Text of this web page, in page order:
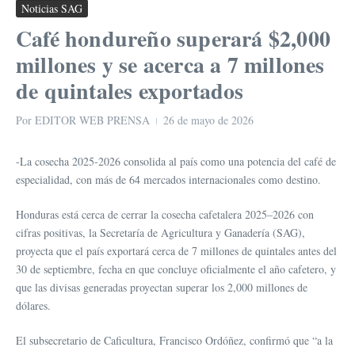
Noticias SAG
Café hondureño superará $2,000
millones y se acerca a 7 millones
de quintales exportados
Por EDITOR WEB PRENSA 26 de mayo de 2026
-La cosecha 2025-2026 consolida al país como una potencia del café de
especialidad, con más de 64 mercados internacionales como destino.
Honduras está cerca de cerrar la cosecha cafetalera 2025–2026 con
cifras positivas, la Secretaría de Agricultura y Ganadería (SAG),
proyecta que el país exportará cerca de 7 millones de quintales antes del
30 de septiembre, fecha en que concluye oficialmente el año cafetero, y
que las divisas generadas proyectan superar los 2,000 millones de
dólares.
El subsecretario de Caficultura, Francisco Ordóñez, confirmó que “a la